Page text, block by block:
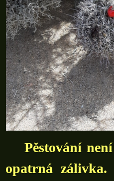
Pěstování
opatrná zálivka.